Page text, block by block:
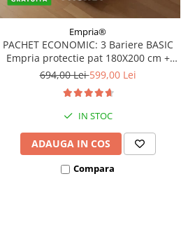
Empria®
PACHET ECONOMIC: 3 Bariere BASIC
Empria protectie pat 180X200 cm +
bara stabilizatoare
694,00 Lei599,00 Lei
IN STOC
ADAUGA IN COS
Compara